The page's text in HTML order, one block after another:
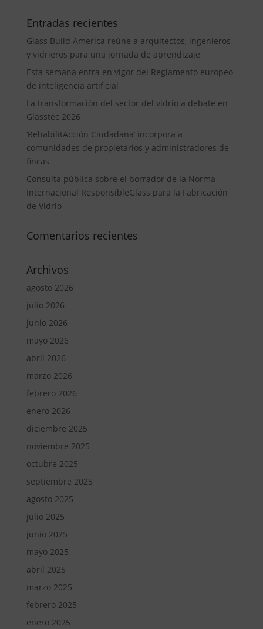
Entradas recientes
Glass Build America reúne a arquitectos, ingenieros
y vidrieros para una jornada de aprendizaje
Esta semana entra en vigor del Reglamento europeo
de inteligencia artificial
La transformación del sector del vidrio a debate en
Glasstec 2026
‘RehabilitAcción Ciudadana’ incorpora a
comunidades de propietarios y administradores de
fincas
Consulta pública sobre el borrador de la Norma
Internacional ResponsibleGlass para la Fabricación
de Vidrio
Comentarios recientes
Archivos
agosto 2026
julio 2026
junio 2026
mayo 2026
abril 2026
marzo 2026
febrero 2026
enero 2026
diciembre 2025
noviembre 2025
octubre 2025
septiembre 2025
agosto 2025
julio 2025
junio 2025
mayo 2025
abril 2025
marzo 2025
febrero 2025
enero 2025